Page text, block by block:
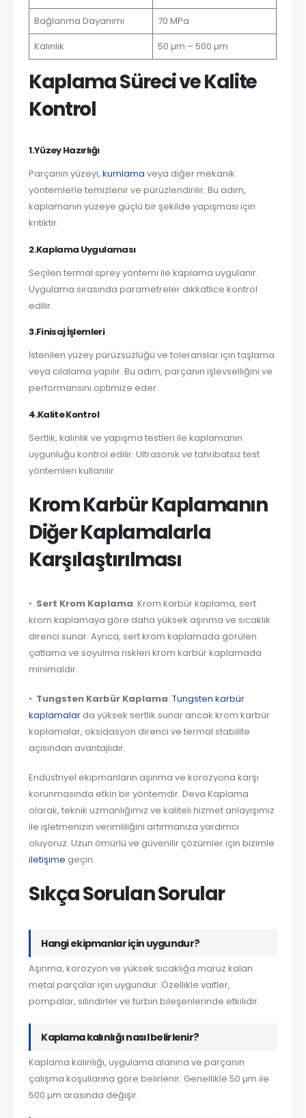
Bağlanma Dayanımı
70 MPa
Kalınlık
50 µm – 500 µm
Kaplama Süreci ve Kalite
Kontrol
1.Yüzey Hazırlığı
Parçanın yüzeyi,kumlama veya diğer mekanik
yöntemlerle temizlenir ve pürüzlendirilir. Bu adım,
kaplamanın yüzeye güçlü bir şekilde yapışması için
kritiktir.
2.Kaplama Uygulaması
Seçilen termal sprey yöntemi ile kaplama uygulanır.
Uygulama sırasında parametreler dikkatlice kontrol
edilir.
3.Finisaj İşlemleri
İstenilen yüzey pürüzsüzlüğü ve toleranslar için taşlama
veya cilalama yapılır. Bu adım, parçanın işlevselliğini ve
performansını optimize eder.
4.Kalite Kontrol
Sertlik, kalınlık ve yapışma testleri ile kaplamanın
uygunluğu kontrol edilir. Ultrasonik ve tahribatsız test
yöntemleri kullanılır.
Krom Karbür Kaplamanın
Diğer Kaplamalarla
Karşılaştırılması
• Sert Krom Kaplama: Krom karbür kaplama, sert
krom kaplamaya göre daha yüksek aşınma ve sıcaklık
direnci sunar. Ayrıca, sert krom kaplamada görülen
çatlama ve soyulma riskleri krom karbür kaplamada
minimaldir.
• Tungsten Karbür Kaplama:Tungsten karbür
kaplamalar da yüksek sertlik sunar ancak krom karbür
kaplamalar, oksidasyon direnci ve termal stabilite
açısından avantajlıdır.
Endüstriyel ekipmanların aşınma ve korozyona karşı
korunmasında etkin bir yöntemdir. Deva Kaplama
olarak, teknik uzmanlığımız ve kaliteli hizmet anlayışımız
ile işletmenizin verimliliğini artırmanıza yardımcı
oluyoruz. Uzun ömürlü ve güvenilir çözümler için bizimle
iletişime geçin.
Sıkça Sorulan Sorular
Hangi ekipmanlar için uygundur?
Aşınma, korozyon ve yüksek sıcaklığa maruz kalan
metal parçalar için uygundur. Özellikle valfler,
pompalar, silindirler ve türbin bileşenlerinde etkilidir.
Kaplama kalınlığı nasıl belirlenir?
Kaplama kalınlığı, uygulama alanına ve parçanın
çalışma koşullarına göre belirlenir. Genellikle 50 µm ile
500 µm arasında değişir.